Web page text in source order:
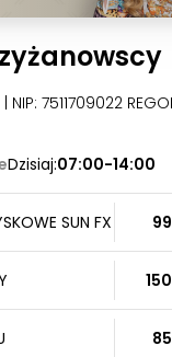
| NIP: 7511709022
Dzisiaj:07:00-14:00
SUN FX